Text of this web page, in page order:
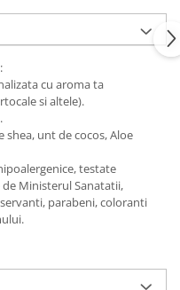
cu aroma ta
si altele).
shea, unt de cocos, Aloe
testate
Ministerul Sanatatii,
parabeni, coloranti